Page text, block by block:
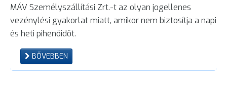
MÁV Személyszállítási Zrt.-t az olyan jogellenes
vezénylési gyakorlat miatt, amikor nem biztosítja a napi
és heti pihenőidőt.
BŐVEBBEN